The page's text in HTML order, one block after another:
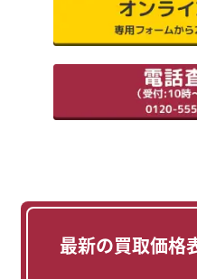
最新の買取価格